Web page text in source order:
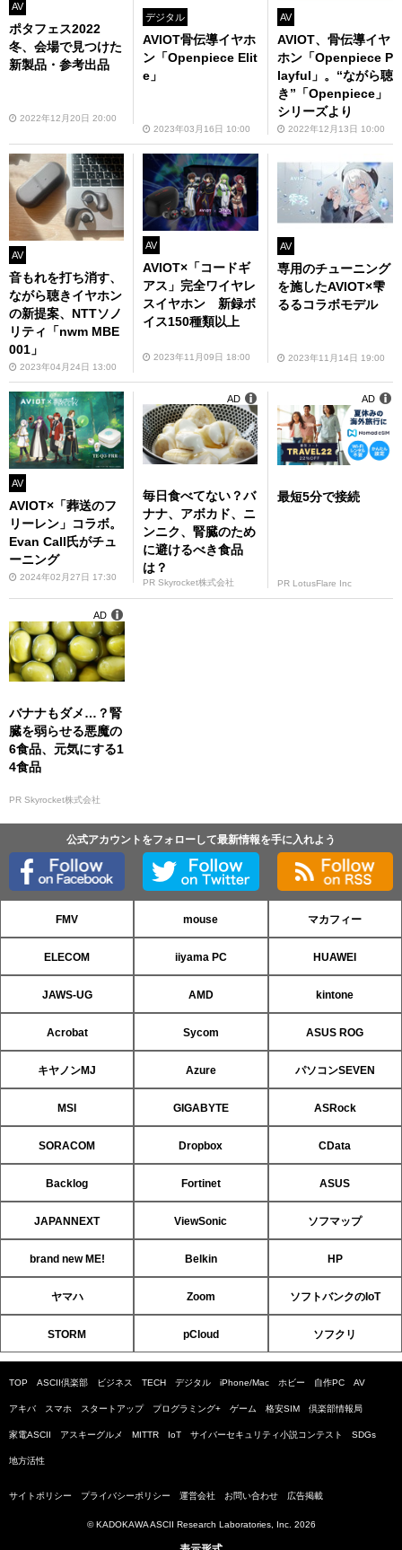
AV
ポタフェス2022
冬、会場で見つけた
新製品・参考出品
2022年12月20日 20:00
デジタル
AVIOT骨伝導イヤホ
ン「Openpiece Elit
e」
2023年03月16日 10:00
AV
AVIOT、骨伝導イヤ
ホン「Openpiece P
layful」。“ながら聴
き”「Openpiece」
シリーズより
2022年12月13日 10:00
AV
音もれを打ち消す、
ながら聴きイヤホン
の新提案、NTTソノ
リティ「nwm MBE
001」
2023年04月24日 13:00
AV
AVIOT×「コードギ
アス」完全ワイヤレ
スイヤホン 新録ボ
イス150種類以上
2023年11月09日 18:00
AV
専用のチューニング
を施したAVIOT×雫
るるコラボモデル
2023年11月14日 19:00
AV
AVIOT×「葬送のフ
リーレン」コラボ。
Evan Call氏がチュ
ーニング
2024年02月27日 17:30
毎日食べてない？バ
ナナ、アボカド、ニ
ンニク、腎臓のため
に避けるべき食品
は？
PR Skyrocket株式会社
AD
最短5分で接続
PR LotusFlare Inc
AD
バナナもダメ…？腎
臓を弱らせる悪魔の
6食品、元気にする1
4食品
PR Skyrocket株式会社
AD
公式アカウントをフォローして最新情報を手に入れよう
FMV mouse マカフィー
ELECOM iiyama PC HUAWEI
JAWS-UG AMD kintone
Acrobat Sycom ASUS ROG
キヤノンMJ Azure パソコンSEVEN
MSI GIGABYTE ASRock
SORACOM Dropbox CData
Backlog Fortinet ASUS
JAPANNEXT ViewSonic ソフマップ
brand new ME! Belkin HP
ヤマハ Zoom ソフトバンクのIoT
STORM pCloud ソフクリ
TOP ASCII倶楽部 ビジネス TECH デジタル iPhone/Mac ホビー 自作PC AV
アキバ スマホ スタートアップ プログラミング+ ゲーム 格安SIM 倶楽部情報局
家電ASCII アスキーグルメ MITTR IoT サイバーセキュリティ小説コンテスト SDGs
地方活性
サイトポリシー プライバシーポリシー 運営会社 お問い合わせ 広告掲載
© KADOKAWA ASCII Research Laboratories, Inc. 2026